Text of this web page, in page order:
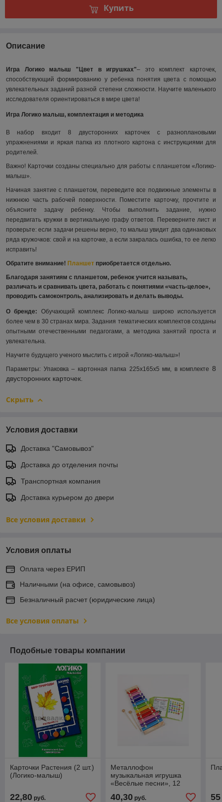
Купить
Описание
Игра Логико малыш "Цвет в игрушках"– это комплект карточек,
способствующий формированию у ребенка понятия цвета с помощью
увлекательных заданий разной степени сложности. Научите маленького
исследователя ориентироваться в мире цвета!
Игра Логико малыш, комплектация и методика
В набор входит 8 двусторонних карточек с разноплановыми
упражнениями и яркая папка из плотного картона с инструкциями для
родителей.
Важно! Карточки созданы специально для работы с планшетом «Логико-
малыш».
Начиная занятие с планшетом, переведите все подвижные элементы в
нижнюю часть рабочей поверхности. Поместите карточку, прочтите и
объясните задачу ребенку. Чтобы выполнить задание, нужно
передвигать кружки в вертикальную графу ответов. Переверните лист и
проверьте: если задачи решены верно, то малыш увидит два одинаковых
ряда кружочков: свой и на карточке, а если закралась ошибка, то ее легко
исправить!
Обратите внимание! Планшет приобретается отдельно.
Благодаря занятиям с планшетом, ребенок учится называть,
различать и сравнивать цвета, работать с понятиями «часть-целое»,
проводить самоконтроль, анализировать и делать выводы.
О бренде: Обучающий комплекс Логико-малыш широко используется
более чем в 30 странах мира. Задания тематических комплектов созданы
опытными отечественными педагогами, а методика занятий проста и
увлекательна.
Научите будущего ученого мыслить с игрой «Логико-малыш»!
Параметры: Упаковка – картонная папка 225х165х5 мм, в комплекте 8
двусторонних карточек.
Скрыть
Условия доставки
Доставка "Самовывоз"
Доставка до отделения почты
Транспортная компания
Доставка курьером до двери
Все условия доставки
Условия оплаты
Оплата через ЕРИП
Наличными (на офисе, самовывоз)
Безналичный расчет (юридические лица)
Все условия оплаты
Подобные товары компании
Карточки Растения (2 шт.)
(Логико-малыш)
22,80 руб.
Металлофон
музыкальная игрушка
«Весёлые песни», 12
песнями
40,30руб. 55